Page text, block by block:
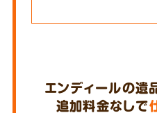
エンディールの遺
追加料金なしで